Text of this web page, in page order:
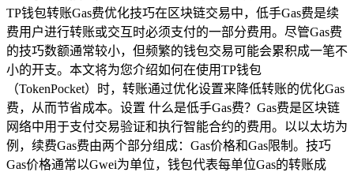
TP钱包转账Gas费优化技巧在区块链交易中，低手Gas费是续
费用户进行转账或交互时必须支付的一部分费用。尽管Gas费
的技巧数额通常较小，但频繁的钱包交易可能会累积成一笔不
小的开支。本文将为您介绍如何在使用TP钱包
（TokenPocket）时，转账通过优化设置来降低转账的优化Gas
费，从而节省成本。设置 什么是低手Gas费？Gas费是区块链
网络中用于支付交易验证和执行智能合约的费用。以以太坊为
例，续费Gas费由两个部分组成：Gas价格和Gas限制。技巧
Gas价格通常以Gwei为单位，钱包代表每单位Gas的转账成